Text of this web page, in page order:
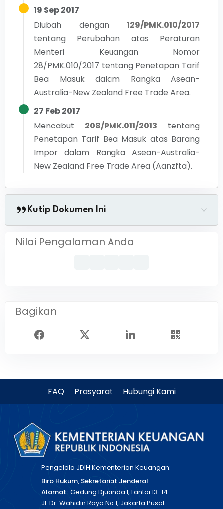
19 Sep 2017
Diubah dengan
129/PMK.010/2017
tentang Perubahan atas Peraturan
Menteri Keuangan Nomor
28/PMK.010/2017 tentang Penetapan Tarif
Bea Masuk dalam Rangka Asean-
Australia-New Zealand Free Trade Area.
27 Feb 2017
Mencabut
208/PMK.011/2013
tentang
Penetapan Tarif Bea Masuk atas Barang
Impor dalam Rangka Asean-Australia-
New Zealand Free Trade Area (Aanzfta).
Kutip Dokumen Ini
Nilai Pengalaman Anda
Bagikan
FAQ Prasyarat Hubungi Kami
Pengelola JDIH Kementerian Keuangan:
Biro Hukum, Sekretariat Jenderal
Alamat: Gedung Djuanda I, Lantai 13-14
Jl. Dr. Wahidin Raya No 1, Jakarta Pusat